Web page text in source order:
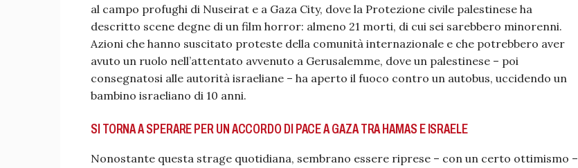
al campo profughi di Nuseirat e a Gaza City, dove la Protezione civile palestinese ha
descritto scene degne di un film horror: almeno 21 morti, di cui sei sarebbero minorenni.
Azioni che hanno suscitato proteste della comunità internazionale e che potrebbero aver
avuto un ruolo nell’attentato avvenuto a Gerusalemme, dove un palestinese – poi
consegnatosi alle autorità israeliane – ha aperto il fuoco contro un autobus, uccidendo un
bambino israeliano di 10 anni.
SI TORNA A SPERARE PER UN ACCORDO DI PACE A GAZA TRA HAMAS E ISRAELE
Nonostante questa strage quotidiana, sembrano essere riprese – con un certo ottimismo –